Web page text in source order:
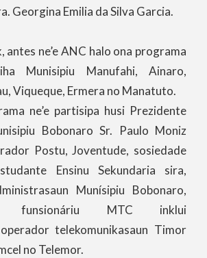
Georgina Emilia da Silva Garcia.
antes ne’e ANC halo ona programa
Munisipiu Manufahi, Ainaro,
Viqueque, Ermera no Manatuto.
ne’e partisipa husi Prezidente
Bobonaro Sr. Paulo Moniz
Postu, Joventude, sosiedade
Ensinu Sekundaria sira,
Munísipiu Bobonaro,
funsionáriu MTC inklui
telekomunikasaun Timor
no Telemor.